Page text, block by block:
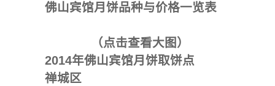
佛山宾馆月饼品种与价格一览表
（点击查看大图 ）
2014年佛山宾馆月饼取饼点
禅城区